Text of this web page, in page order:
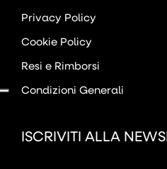
Privacy Policy
Cookie Policy
Resi e Rimborsi
Condizioni Generali
ISCRIVITI ALLA